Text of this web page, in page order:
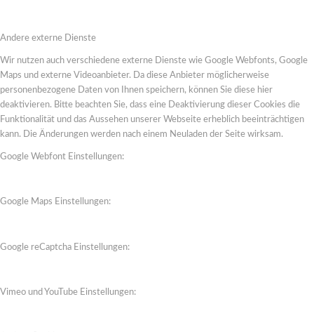
Andere externe Dienste
Wir nutzen auch verschiedene externe Dienste wie Google Webfonts, Google
Maps und externe Videoanbieter. Da diese Anbieter möglicherweise
personenbezogene Daten von Ihnen speichern, können Sie diese hier
deaktivieren. Bitte beachten Sie, dass eine Deaktivierung dieser Cookies die
Funktionalität und das Aussehen unserer Webseite erheblich beeinträchtigen
kann. Die Änderungen werden nach einem Neuladen der Seite wirksam.
Google Webfont Einstellungen:
Google Maps Einstellungen:
Google reCaptcha Einstellungen:
Vimeo und YouTube Einstellungen: